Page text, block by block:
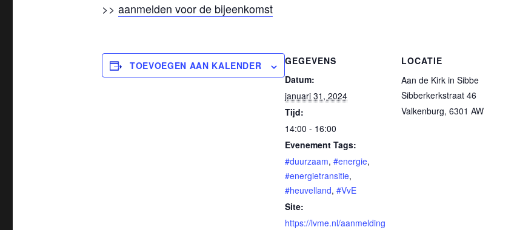
>> aanmelden voor de bijeenkomst
TOEVOEGEN AAN KALENDER
GEGEVENS
Datum:
januari 31, 2024
Tijd:
14:00 - 16:00
Evenement Tags:
#duurzaam,#energie,
#energietransitie,
#heuvelland,#VvE
Site:
https://lvme.nl/aanmelding
LOCATIE
Aan de Kirk in Sibbe
Sibberkerkstraat 46
Valkenburg, 6301 AW